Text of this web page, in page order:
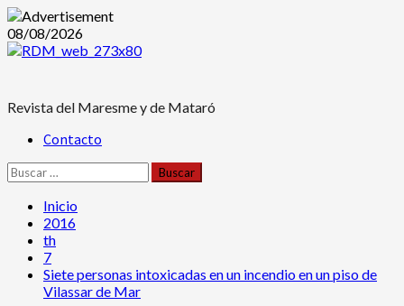
Saltar
al
08/08/2026
Revista del Maresme y de Mataró
Menú Contacto
Buscar:
Inicio
2016
th
7
Siete personas intoxicadas en un incendio en un piso de
Vilassar de Mar